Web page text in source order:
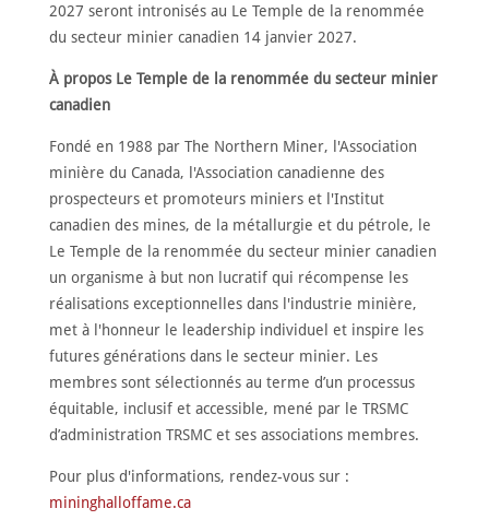
2027 seront intronisés au Le Temple de la renommée
du secteur minier canadien 14 janvier 2027.
À propos Le Temple de la renommée du secteur minier
canadien
Fondé en 1988 par The Northern Miner, l'Association
minière du Canada, l'Association canadienne des
prospecteurs et promoteurs miniers et l'Institut
canadien des mines, de la métallurgie et du pétrole, le
Le Temple de la renommée du secteur minier canadien
un organisme à but non lucratif qui récompense les
réalisations exceptionnelles dans l'industrie minière,
met à l'honneur le leadership individuel et inspire les
futures générations dans le secteur minier. Les
membres sont sélectionnés au terme d’un processus
équitable, inclusif et accessible, mené par le TRSMC
d’administration TRSMC et ses associations membres.
Pour plus d'informations, rendez-vous sur :
mininghalloffame.ca